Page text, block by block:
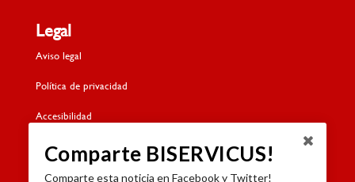
Legal
Aviso legal
Política de privacidad
Accesibilidad
Política de cookies
Comparte BISERVICUS!
Comparte esta noticia en Facebook y Twitter!